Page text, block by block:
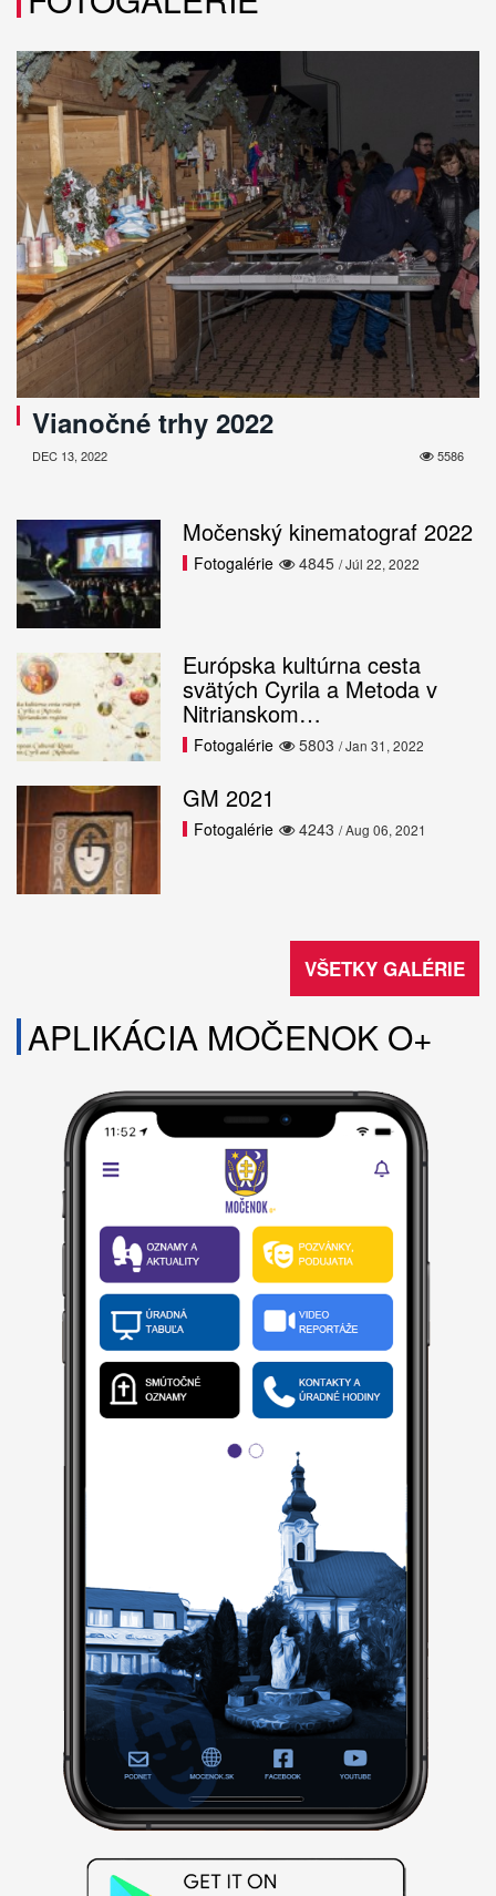
Vianočné trhy 2022
5586
DEC 13, 2022
Močenský kinematograf 2022
4845
Fotogalérie / Júl 22, 2022
Európska kultúrna cesta
svätých Cyrila a Metoda v
Nitrianskom…
5803
Fotogalérie / Jan 31, 2022
GM 2021
4243
Fotogalérie / Aug 06, 2021
VŠETKY GALÉRIE
APLIKÁCIA MOČENOK O+